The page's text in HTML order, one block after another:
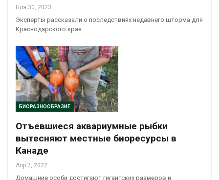
Ноя 30, 2023
Эксперты рассказали о последствиях недавнего шторма для
Краснодарского края
БИОРАЗНООБРАЗИЕ
Отъевшиеся аквариумные рыбки
вытесняют местные биоресурсы в
Канаде
Апр 7, 2022
Домашние особи достигают гигантских размеров и